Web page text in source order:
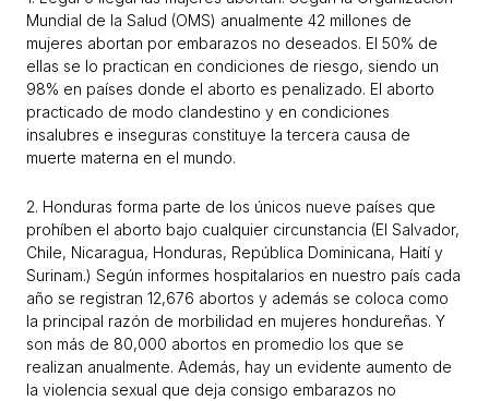
Mundial de la Salud (OMS) anualmente 42 millones de
mujeres abortan por embarazos no deseados. El 50% de
ellas se lo practican en condiciones de riesgo, siendo un
98% en países donde el aborto es penalizado. El aborto
practicado de modo clandestino y en condiciones
insalubres e inseguras constituye la tercera causa de
muerte materna en el mundo.
2. Honduras forma parte de los únicos nueve países que
prohíben el aborto bajo cualquier circunstancia (El Salvador,
Chile, Nicaragua, Honduras, República Dominicana, Haití y
Surinam.) Según informes hospitalarios en nuestro país cada
año se registran 12,676 abortos y además se coloca como
la principal razón de morbilidad en mujeres hondureñas. Y
son más de 80,000 abortos en promedio los que se
realizan anualmente. Además, hay un evidente aumento de
la violencia sexual que deja consigo embarazos no